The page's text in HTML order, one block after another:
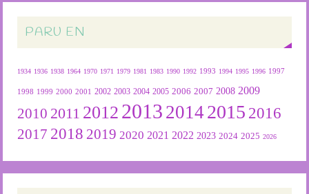
PARU EN
1934 1936 1938 1964 1970 1971 1979 1981 1983 1990 1992 1993 1994 1995 1996 1997
1998 1999 2000 2001 2002 2003 2004 2005 2006 2007 2008 2009
2010 2011 2012 2013 2014 2015 2016
2017 2018 2019 2020 2021 2022 2023 2024 2025 2026